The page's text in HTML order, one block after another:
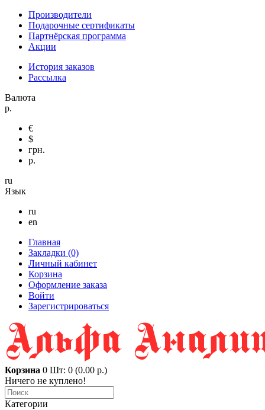
Производители
Подарочные сертификаты
Партнёрская программа
Акции
История заказов
Рассылка
Валюта
р.
€
$
грн.
р.
ru
Язык
ru
en
Главная
Закладки (0)
Личный кабинет
Корзина
Оформление заказа
Войти
Зарегистрироваться
Корзина 0 Шт: 0 (0.00 р.)
Ничего не куплено!
Категории